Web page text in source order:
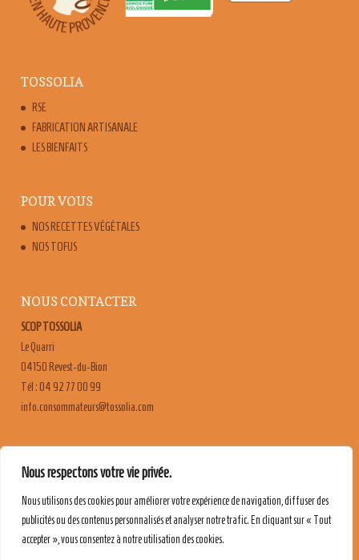
Nous respectons votre vie privée.
Nous utilisons des cookies pour améliorer votre expérience de navigation, diffuser des
publicités ou des contenus personnalisés et analyser notre trafic. En cliquant sur « Tout
accepter », vous consentez à notre utilisation des cookies.
TOSSOLIA
RSE
FABRICATION ARTISANALE
LES BIENFAITS
POUR VOUS
NOS RECETTES VÉGÉTALES
NOS TOFUS
NOUS CONTACTER
SCOP TOSSOLIA
Le Quarri
04150 Revest-du-Bion
Tél : 04 92 77 00 99
moc.ailossot@sruetammosnoc.ofni
CONTACT & RECRUTEMENT
MENTIONS LÉGALES
POLITIQUE DE CONFIDENTIALITÉ